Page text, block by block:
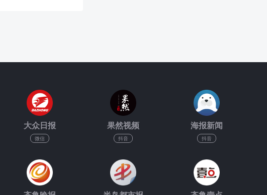
大众日报
微信
果然视频
抖音
海报新闻
抖音